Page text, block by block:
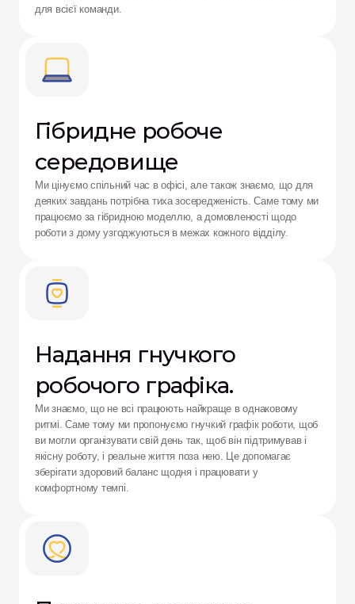
для всієї команди.
Гібридне робоче
середовище
Ми цінуємо спільний час в офісі, але також знаємо, що для
деяких завдань потрібна тиха зосередженість. Саме тому ми
працюємо за гібридною моделлю, а домовленості щодо
роботи з дому узгоджуються в межах кожного відділу.
Надання гнучкого
робочого графіка.
Ми знаємо, що не всі працюють найкраще в однаковому
ритмі. Саме тому ми пропонуємо гнучкий графік роботи, щоб
ви могли організувати свій день так, щоб він підтримував і
якісну роботу, і реальне життя поза нею. Це допомагає
зберігати здоровий баланс щодня і працювати у
комфортному темпі.